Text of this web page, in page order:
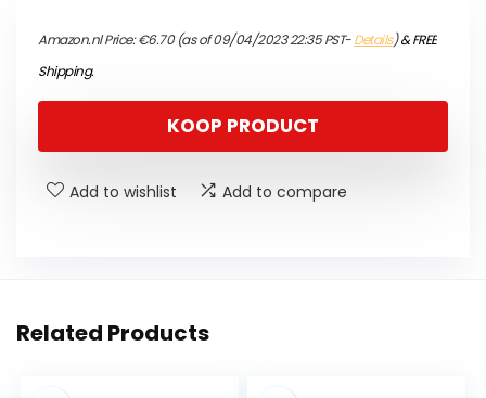
Amazon.nl Price:€6.70(as of 09/04/2023 22:35 PST-Details)&FREE
Shipping.
KOOP PRODUCT
Add to wishlist Add to compare
Related Products